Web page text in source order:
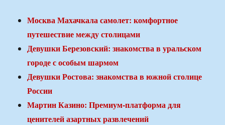
Москва Махачкала самолет: комфортное
путешествие между столицами
Девушки Березовский: знакомства в уральском
городе с особым шармом
Девушки Ростова: знакомства в южной столице
России
Мартин Казино: Премиум-платформа для
ценителей азартных развлечений